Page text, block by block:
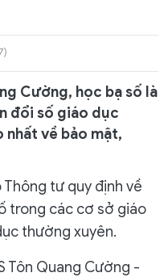
Cường, học bạ số là
đổi số giáo dục
nhất về bảo mật,
tư quy định về
trong các cơ sở giáo
thường xuyên.
Tôn Quang Cường -